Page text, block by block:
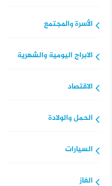
الأسرة والمجتمع
الابراج اليومية والشهرية
الاقتصاد
الحمل والولادة
السيارات
الغاز